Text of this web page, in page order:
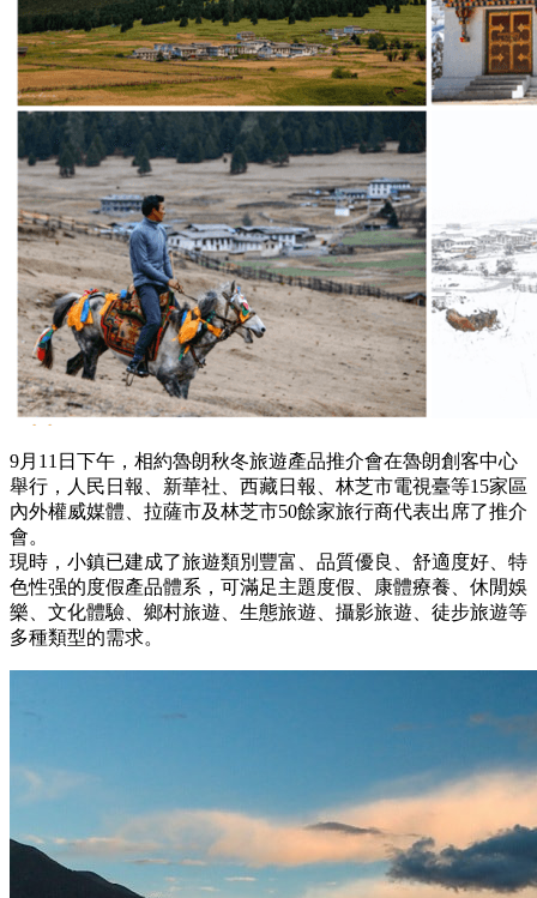
9月11日下午，相約魯朗秋冬旅遊產品推介會在魯朗創客中心
舉行，人民日報、新華社、西藏日報、林芝市電視臺等15家區
內外權威媒體、拉薩市及林芝市50餘家旅行商代表出席了推介
會。
現時，小鎮已建成了旅遊類別豐富、品質優良、舒適度好、特
色性强的度假產品體系，可滿足主題度假、康體療養、休閒娛
樂、文化體驗、鄉村旅遊、生態旅遊、攝影旅遊、徒步旅遊等
多種類型的需求。